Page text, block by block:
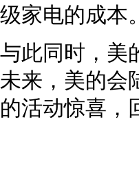
级家电的成本。
与此同时，美
未来，美的会
的活动惊喜，